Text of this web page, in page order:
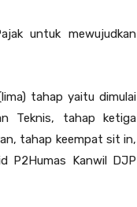
untuk mewujudkan
tahap yaitu dimulai
Teknis, tahap ketiga
tahap keempat sit in,
P2Humas Kanwil DJP